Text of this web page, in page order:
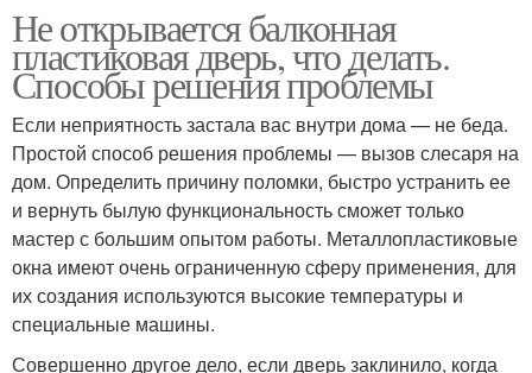
Не открывается балконная
пластиковая дверь, что делать.
Способы решения проблемы
Если неприятность застала вас внутри дома — не беда.
Простой способ решения проблемы — вызов слесаря на
дом. Определить причину поломки, быстро устранить ее
и вернуть былую функциональность сможет только
мастер с большим опытом работы. Металлопластиковые
окна имеют очень ограниченную сферу применения, для
их создания используются высокие температуры и
специальные машины.
Совершенно другое дело, если дверь заклинило, когда